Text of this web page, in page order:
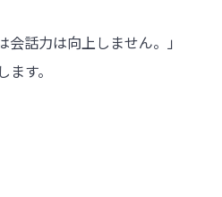
話力は向上しません。」
す。